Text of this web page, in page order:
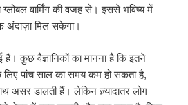
ग्लोबल वार्मिंग की वजह से। इससे भविष्य में
अंदाज़ा मिल सकेगा।
हैं। कुछ वैज्ञानिकों का मानना है कि इतने
पांच साल का समय कम हो सकता है,
असर डालती हैं। लेकिन ज़्यादातर लोग